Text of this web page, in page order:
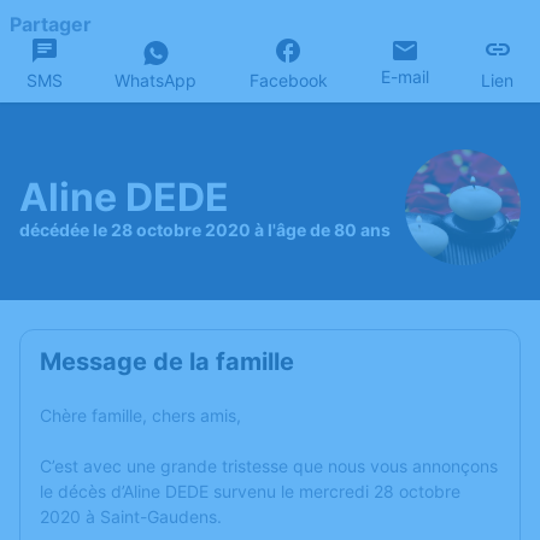
Partager
SMS WhatsApp Facebook E-mail Lien
Aline DEDE
décédée le 28 octobre 2020 à l'âge de 80 ans
Message de la famille
Chère famille, chers amis,
C’est avec une grande tristesse que nous vous annonçons
le décès d’Aline DEDE survenu le mercredi 28 octobre
2020 à Saint-Gaudens.